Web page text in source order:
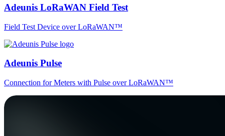
Adeunis LoRaWAN Field Test
Field Test Device over LoRaWAN™
Adeunis Pulse
Connection for Meters with Pulse over LoRaWAN™